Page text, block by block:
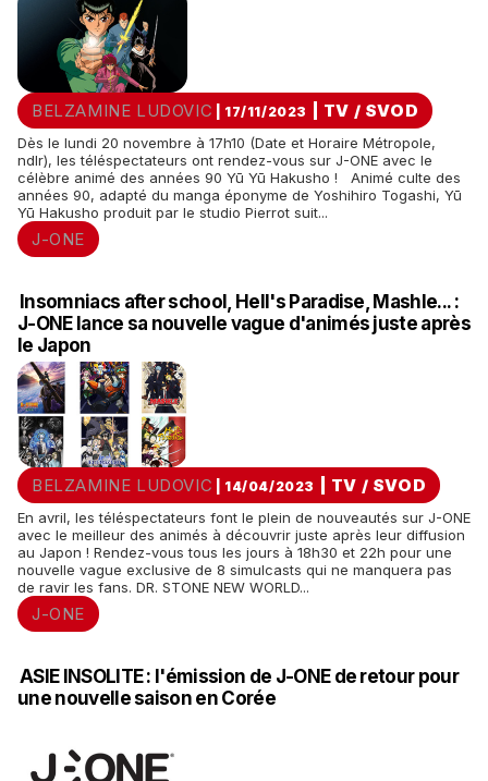
BELZAMINE LUDOVIC | 17/11/2023 TV / SVOD
Dès le lundi 20 novembre à 17h10 (Date et Horaire Métropole,
ndlr), les téléspectateurs ont rendez-vous sur J-ONE avec le
célèbre animé des années 90 Yū Yū Hakusho ! Animé culte des
années 90, adapté du manga éponyme de Yoshihiro Togashi, Yū
Yū Hakusho produit par le studio Pierrot suit...
J-ONE
Insomniacs after school, Hell's Paradise, Mashle... :
J-ONE lance sa nouvelle vague d'animés juste après
le Japon
BELZAMINE LUDOVIC | 14/04/2023 TV / SVOD
En avril, les téléspectateurs font le plein de nouveautés sur J-ONE
avec le meilleur des animés à découvrir juste après leur diffusion
au Japon ! Rendez-vous tous les jours à 18h30 et 22h pour une
nouvelle vague exclusive de 8 simulcasts qui ne manquera pas
de ravir les fans. DR. STONE NEW WORLD...
J-ONE
ASIE INSOLITE : l'émission de J-ONE de retour pour
une nouvelle saison en Corée